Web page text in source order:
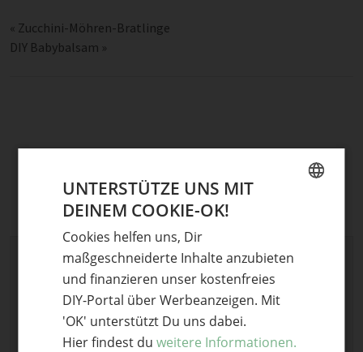
« Zucchini-Möhren-Bratlinge
DIY Babybalsam »
Schreibe einen Kommentar
Deine E-Mail-Adresse wird nicht veröffentlicht.
Erforderliche Felder sind mit *markiert
Kommentar*
UNTERSTÜTZE UNS MIT
DEINEM COOKIE-OK!
Cookies helfen uns, Dir
maßgeschneiderte Inhalte anzubieten
und finanzieren unser kostenfreies
DIY-Portal über Werbeanzeigen. Mit
'OK' unterstützt Du uns dabei.
Hier findest du weitere Informationen.